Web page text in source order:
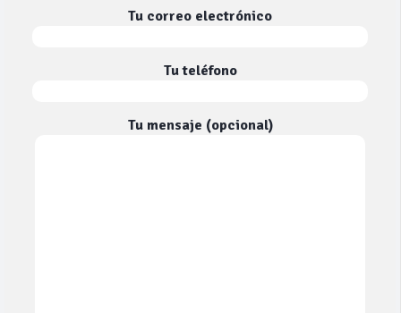
Tu correo electrónico
Tu teléfono
Tu mensaje (opcional)